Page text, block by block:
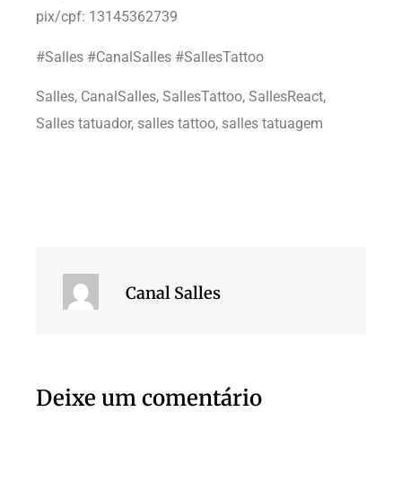
pix/cpf: 13145362739
#Salles #CanalSalles #SallesTattoo
Salles, CanalSalles, SallesTattoo, SallesReact,
Salles tatuador, salles tattoo, salles tatuagem
Canal Salles
Deixe um comentário